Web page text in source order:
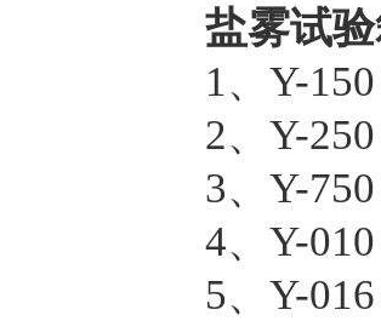
盐雾试
1 、 Y-
2、 Y-
3、 Y-
4、 Y-
5、 Y-016